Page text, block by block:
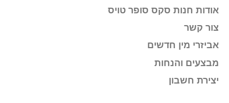
אודות חנות סקס סופר טויס
צור קשר
אביזרי מין חדשים
מבצעים והנחות
יצירת חשבון